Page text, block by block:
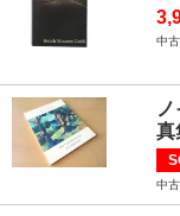
中
真
中